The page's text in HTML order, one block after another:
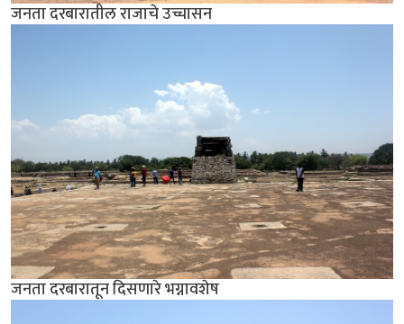
जनता दरबारातील राजाचे उच्चासन
जनता दरबारातून दिसणारे भग्नावशेष